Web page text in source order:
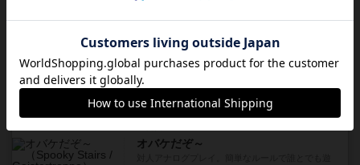
シャット・ザ・ボックス
とてもシンプルなダイスゲーム。2つのダイスを振
って、出目の合計を自分の...
約14時間前by OSAっち
レビュー
オバケだぞ～